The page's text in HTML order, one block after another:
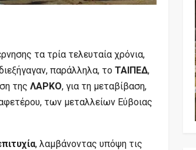
τα τρία τελευταία χρόνια,
παράλληλα, το ΤΑΙΠΕΔ,
της ΛΑΡΚΟ, για τη μεταβίβαση,
των μεταλλείων Εύβοιας
, λαμβάνοντας υπόψη τις